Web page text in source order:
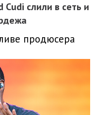
слили в сеть и
продюсера